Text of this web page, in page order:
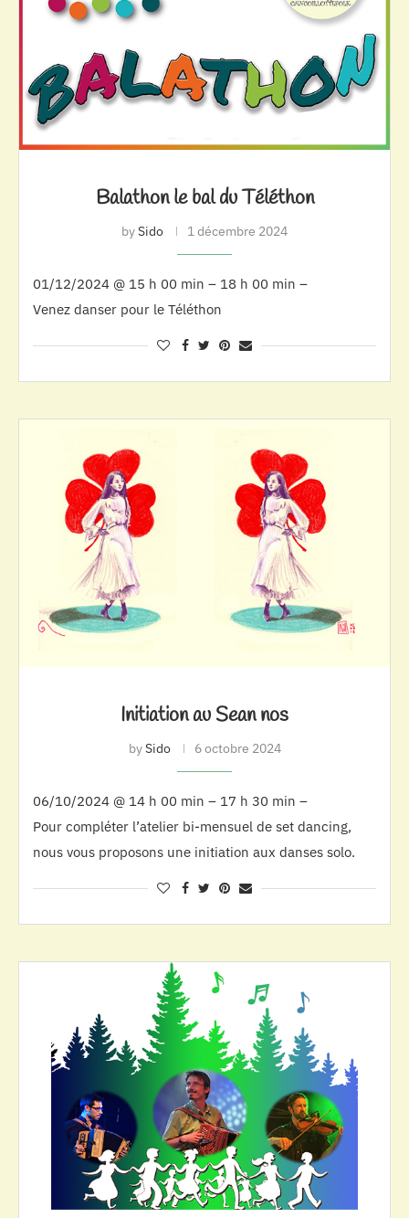
Balathon le bal du Téléthon
bySido 1 décembre 2024
01/12/2024 @ 15 h 00 min – 18 h 00 min –
Venez danser pour le Téléthon
Initiation au Sean nos
bySido 6 octobre 2024
06/10/2024 @ 14 h 00 min – 17 h 30 min –
Pour compléter l’atelier bi-mensuel de set dancing,
nous vous proposons une initiation aux danses solo.